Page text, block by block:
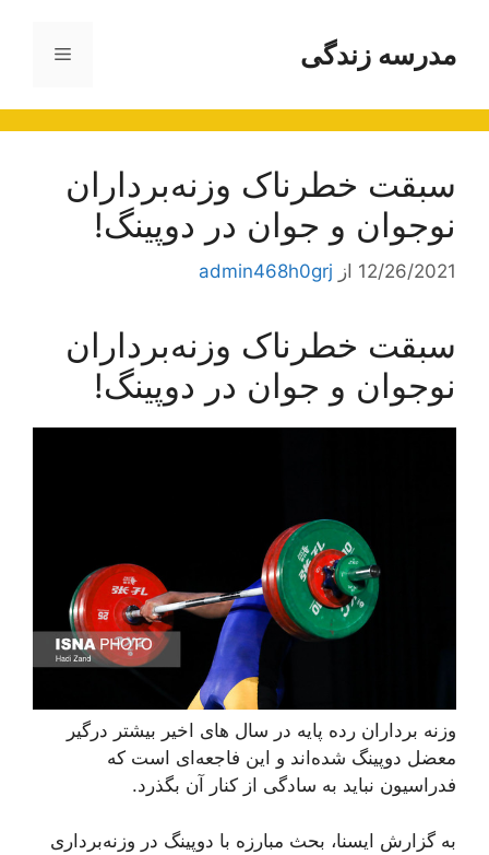
محتوامدرسه زندگی فهرست
سبقت خطرناک وزنه‌برداران
نوجوان و جوان در دوپینگ!
12/26/2021 از admin468h0grj
سبقت خطرناک وزنه‌برداران
نوجوان و جوان در دوپینگ!
وزنه برداران رده پایه در سال های اخیر بیشتر درگیر
معضل دوپینگ شده‌اند و این فاجعه‌ای است که
فدراسیون نباید به سادگی از کنار آن بگذرد.
به گزارش ایسنا، بحث مبارزه با دوپینگ در وزنه‌برداری